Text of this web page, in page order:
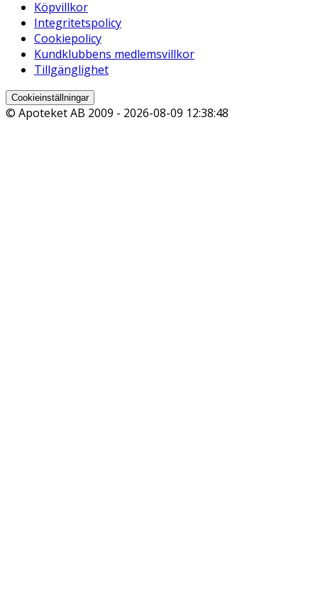
Köpvillkor
Integritetspolicy
Cookiepolicy
Kundklubbens medlemsvillkor
Tillgänglighet
Cookieinställningar
© Apoteket AB 2009 - 2026-08-09 12:38:48